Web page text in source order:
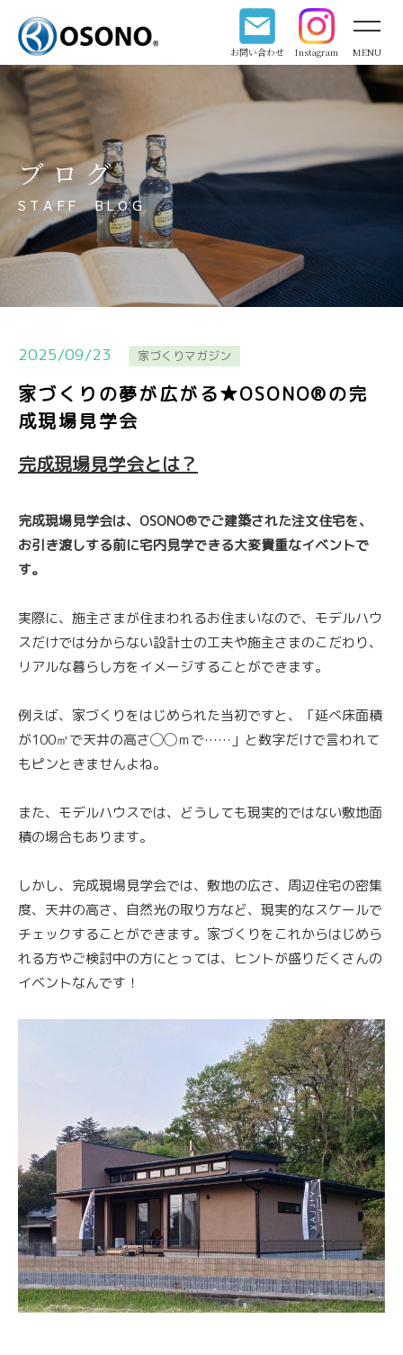
お問い合わせ Instagram MENU
ブログ
STAFF BLOG
2025/09/23 家づくりマガジン
家づくりの夢が広がる★OSONO®の完
成現場見学会
完成現場見学会とは？
完成現場見学会は、OSONO®でご建築された注文住宅を、
お引き渡しする前に宅内見学できる大変貴重なイベントで
す。
実際に、施主さまが住まわれるお住まいなので、モデルハウ
スだけでは分からない設計士の工夫や施主さまのこだわり、
リアルな暮らし方をイメージすることができます。
例えば、家づくりをはじめられた当初ですと、「延べ床面積
が100㎡で天井の高さ◯◯ｍで……」と数字だけで言われて
もピンときませんよね。
また、モデルハウスでは、どうしても現実的ではない敷地面
積の場合もあります。
しかし、完成現場見学会では、敷地の広さ、周辺住宅の密集
度、天井の高さ、自然光の取り方など、現実的なスケールで
チェックすることができます。家づくりをこれからはじめら
れる方やご検討中の方にとっては、ヒントが盛りだくさんの
イベントなんです！